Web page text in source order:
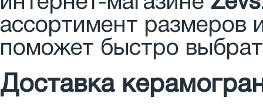
ассортимент размеров
поможет быстро
Доставка